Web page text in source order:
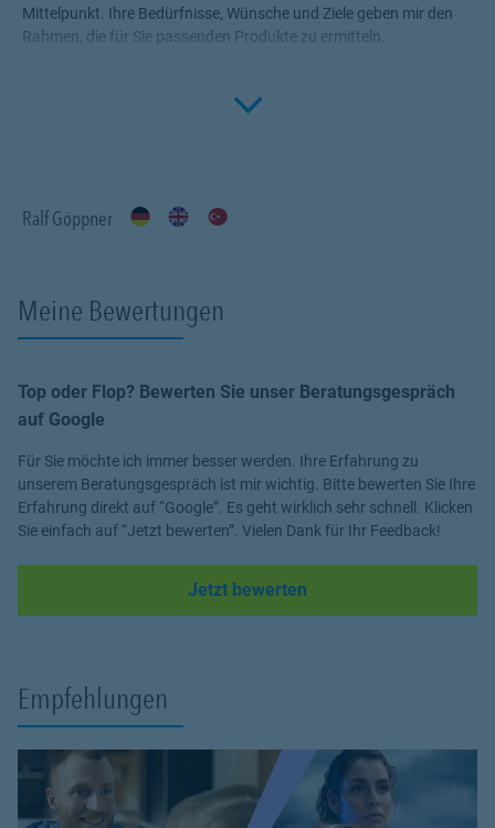
Mittelpunkt. Ihre Bedürfnisse, Wünsche und Ziele geben mir den
Rahmen, die für Sie passenden Produkte zu ermitteln.
Fachwissen, meiner Begeisterung für alle Fragen rund um das
Click to
Ralf Göppner
Meine Bewertungen
Top oder Flop? Bewerten Sie unser Beratungsgespräch
auf Google
Für Sie möchte ich immer besser werden. Ihre Erfahrung zu
unserem Beratungsgespräch ist mir wichtig. Bitte bewerten Sie Ihre
Erfahrung direkt auf “Google”. Es geht wirklich sehr schnell. Klicken
Sie einfach auf “Jetzt bewerten”. Vielen Dank für Ihr Feedback!
Jetzt bewerten
Empfehlungen